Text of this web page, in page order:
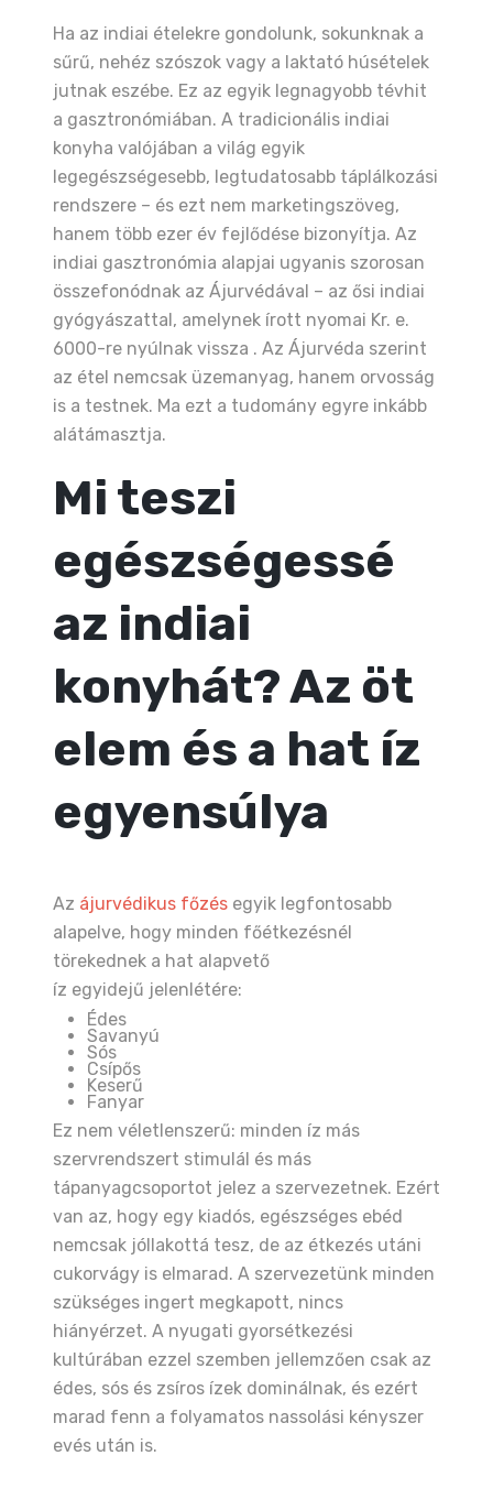
Ha az indiai ételekre gondolunk, sokunknak a
sűrű, nehéz szószok vagy a laktató húsételek
jutnak eszébe. Ez az egyik legnagyobb tévhit
a gasztronómiában. A tradicionális indiai
konyha valójában a világ egyik
legegészségesebb, legtudatosabb táplálkozási
rendszere – és ezt nem marketingszöveg,
hanem több ezer év fejlődése bizonyítja. Az
indiai gasztronómia alapjai ugyanis szorosan
összefonódnak az Ájurvédával – az ősi indiai
gyógyászattal, amelynek írott nyomai Kr. e.
6000-re nyúlnak vissza . Az Ájurvéda szerint
az étel nemcsak üzemanyag, hanem orvosság
is a testnek. Ma ezt a tudomány egyre inkább
alátámasztja.
Mi teszi
egészségessé
az indiai
konyhát? Az öt
elem és a hat íz
egyensúlya
Az ájurvédikus főzés egyik legfontosabb
alapelve, hogy minden főétkezésnél
törekednek a hat alapvető
íz egyidejű jelenlétére:
Édes
Savanyú
Sós
Csípős
Keserű
Fanyar
Ez nem véletlenszerű: minden íz más
szervrendszert stimulál és más
tápanyagcsoportot jelez a szervezetnek. Ezért
van az, hogy egy kiadós, egészséges ebéd
nemcsak jóllakottá tesz, de az étkezés utáni
cukorvágy is elmarad. A szervezetünk minden
szükséges ingert megkapott, nincs
hiányérzet. A nyugati gyorsétkezési
kultúrában ezzel szemben jellemzően csak az
édes, sós és zsíros ízek dominálnak, és ezért
marad fenn a folyamatos nassolási kényszer
evés után is.